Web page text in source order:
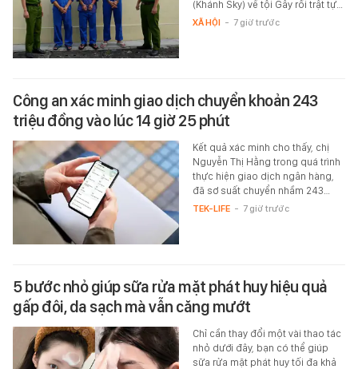
(Khánh Sky) về tội Gây rối trật tự…
XÃ HỘI - 7 giờ trước
Công an xác minh giao dịch chuyển khoản 243
triệu đồng vào lúc 14 giờ 25 phút
Kết quả xác minh cho thấy, chị
Nguyễn Thị Hằng trong quá trình
thực hiện giao dịch ngân hàng,
đã sơ suất chuyển nhầm 243…
TEK-LIFE - 7 giờ trước
5 bước nhỏ giúp sữa rửa mặt phát huy hiệu quả
gấp đôi, da sạch mà vẫn căng mướt
Chỉ cần thay đổi một vài thao tác
nhỏ dưới đây, bạn có thể giúp
sữa rửa mặt phát huy tối đa khả